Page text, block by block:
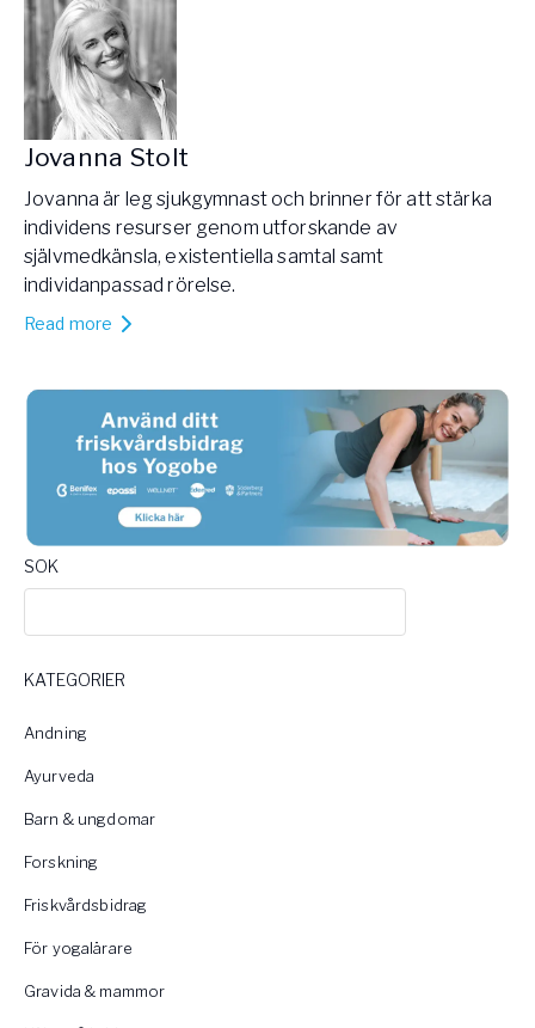
Jovanna Stolt
Jovanna är leg sjukgymnast och brinner för att stärka
individens resurser genom utforskande av
självmedkänsla, existentiella samtal samt
individanpassad rörelse.
Read more
SOK
KATEGORIER
Andning
Ayurveda
Barn & ungdomar
Forskning
Friskvårdsbidrag
För yogalärare
Gravida & mammor